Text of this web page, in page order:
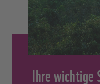
Ihre wichtige